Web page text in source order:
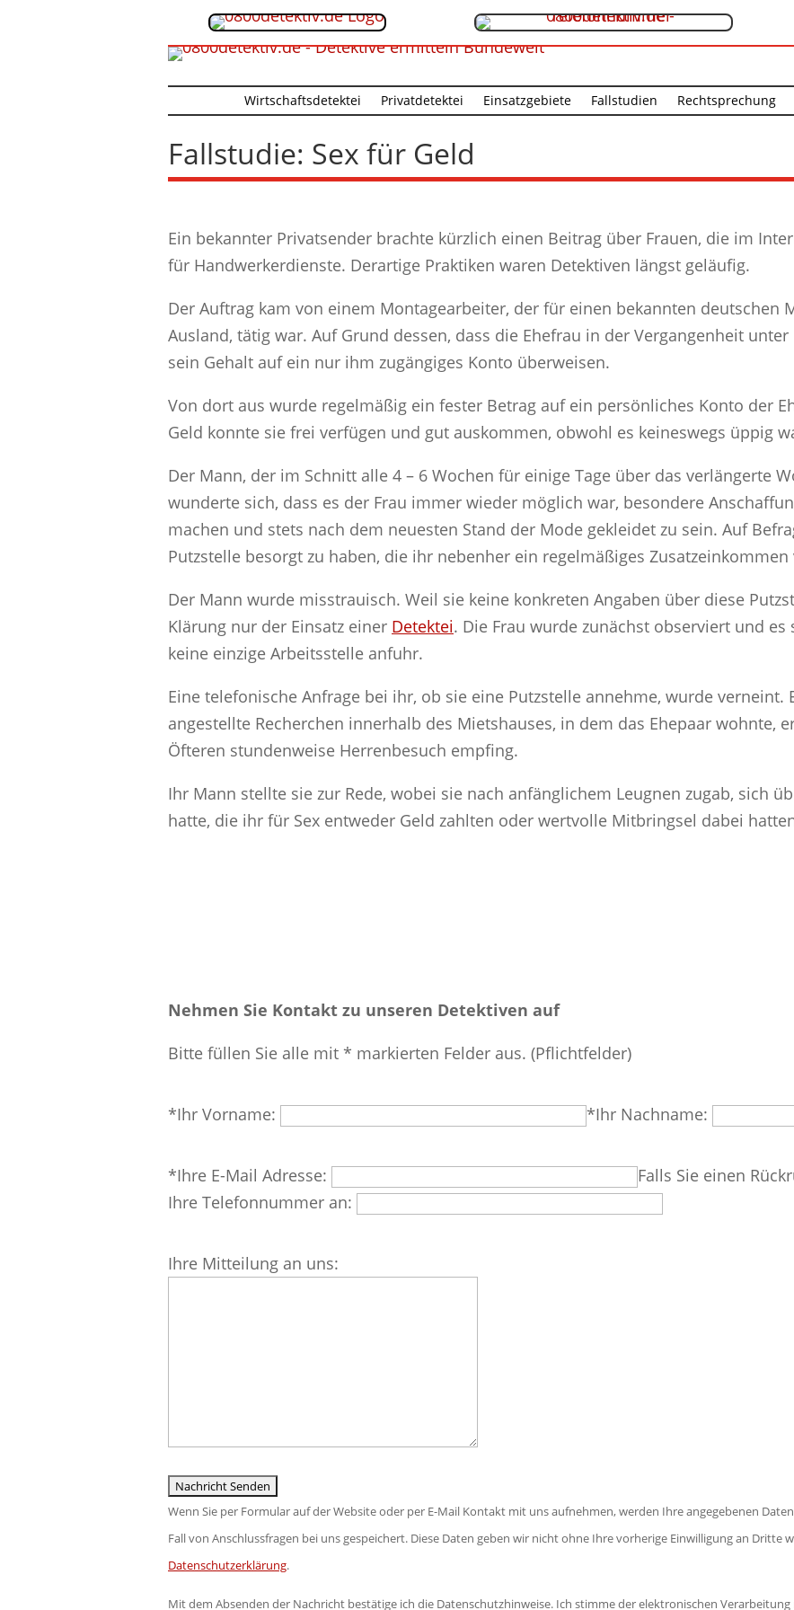
Wirtschaftsdetektei Privatdetektei Einsatzgebiete Fallstudien Rechtsprechung
Fallstudie: Sex für Geld
Ein bekannter Privatsender brachte kürzlich einen Beitrag über Frauen, die im
für Handwerkerdienste. Derartige Praktiken waren Detektiven längst geläufig.
Der Auftrag kam von einem Montagearbeiter, der für einen bekannten deutschen
Ausland, tätig war. Auf Grund dessen, dass die Ehefrau in der Vergangenheit
sein Gehalt auf ein nur ihm zugängiges Konto überweisen.
Von dort aus wurde regelmäßig ein fester Betrag auf ein persönliches Konto der
Geld konnte sie frei verfügen und gut auskommen, obwohl es keineswegs üppig
Der Mann, der im Schnitt alle 4 – 6 Wochen für einige Tage über das verlängerte
wunderte sich, dass es der Frau immer wieder möglich war, besondere
machen und stets nach dem neuesten Stand der Mode gekleidet zu sein. Auf
Putzstelle besorgt zu haben, die ihr nebenher ein regelmäßiges Zusatzeinkommen
Der Mann wurde misstrauisch. Weil sie keine konkreten Angaben über diese
Klärung nur der Einsatz einer Detektei. Die Frau wurde zunächst observiert und
keine einzige Arbeitsstelle anfuhr.
Eine telefonische Anfrage bei ihr, ob sie eine Putzstelle annehme, wurde verneint.
angestellte Recherchen innerhalb des Mietshauses, in dem das Ehepaar wohnte,
Öfteren stundenweise Herrenbesuch empfing.
Ihr Mann stellte sie zur Rede, wobei sie nach anfänglichem Leugnen zugab, sich
hatte, die ihr für Sex entweder Geld zahlten oder wertvolle Mitbringsel dabei
Nehmen Sie Kontakt zu unseren Detektiven auf
Bitte füllen Sie alle mit * markierten Felder aus. (Pflichtfelder)
lasse
Feld
leer.
*Ihr Vorname: *Ihr Nachname:
lasse
dieses
leer.
*Ihre E-Mail Adresse:
Falls Sie einen
Ihre Telefonnummer an:
lasse
Ihre Mitteilung an uns:
Wenn Sie per Formular auf der Website oder per E-Mail Kontakt mit uns aufnehmen, werden Ihre angegebenen
Fall von Anschlussfragen bei uns gespeichert. Diese Daten geben wir nicht ohne Ihre vorherige Einwilligung an Dritte
Datenschutzerklärung.
Mit dem Absenden der Nachricht bestätige ich die Datenschutzhinweise. Ich stimme der elektronischen